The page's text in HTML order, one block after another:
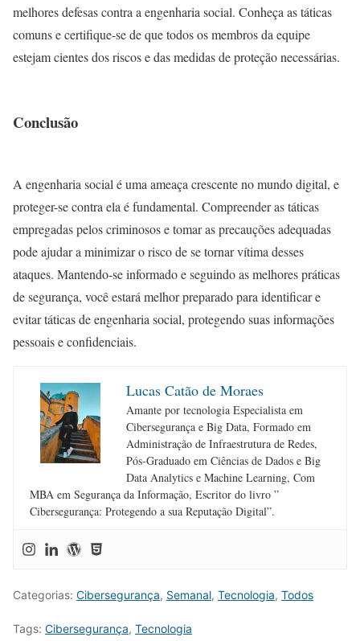
melhores defesas contra a engenharia social. Conheça as táticas
comuns e certifique-se de que todos os membros da equipe
estejam cientes dos riscos e das medidas de proteção necessárias.
Conclusão
A engenharia social é uma ameaça crescente no mundo digital, e
proteger-se contra ela é fundamental. Compreender as táticas
empregadas pelos criminosos e tomar as precauções adequadas
pode ajudar a minimizar o risco de se tornar vítima desses
ataques. Mantendo-se informado e seguindo as melhores práticas
de segurança, você estará melhor preparado para identificar e
evitar táticas de engenharia social, protegendo suas informações
pessoais e confidenciais.
Lucas Catão de Moraes
Amante por tecnologia Especialista em
Cibersegurança e Big Data, Formado em
Administração de Infraestrutura de Redes,
Pós-Graduado em Ciências de Dados e Big
Data Analytics e Machine Learning, Com
MBA em Segurança da Informação, Escritor do livro ”
Cibersegurança: Protegendo a sua Reputação Digital”.
Categorias: Cibersegurança, Semanal, Tecnologia, Todos
Tags: Cibersegurança, Tecnologia